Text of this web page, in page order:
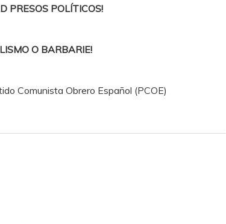
PRESOS POLÍTICOS!
O BARBARIE!
Comunista Obrero Español (PCOE)